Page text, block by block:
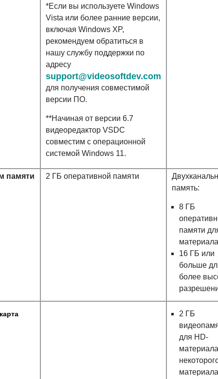
*Если вы используете Windows
Vista или более ранние версии,
включая Windows XP,
рекомендуем обратиться в
нашу службу поддержки по
адресу
support@videosoftdev.com
для получения совместимой
версии ПО.
**Начиная от версии 6.7
видеоредактор VSDC
совместим с операционной
системой Windows 11.
памяти 2 ГБ оперативной памяти
память:
8 ГБ
памяти
материала
16 ГБ или
больше
более
2 ГБ
для HD-
материала